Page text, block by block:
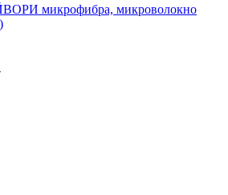
микрофибра, микроволокно